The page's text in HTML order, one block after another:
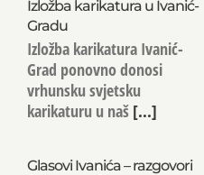
Izložba karikatura u Ivanić-
Gradu
Izložba karikatura Ivanić-
Grad ponovno donosi
vrhunsku svjetsku
karikaturu u naš[...]
Glasovi Ivanića – razgovori